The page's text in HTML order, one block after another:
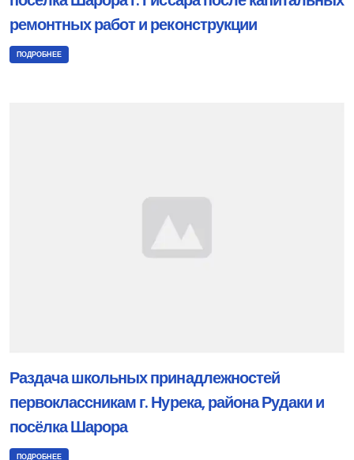
ремонтных работ и реконструкции
ПОДРОБНЕЕ
Раздача школьных принадлежностей
первоклассникам г. Нурека, района Рудаки и
посёлка Шарора
ПОДРОБНЕЕ